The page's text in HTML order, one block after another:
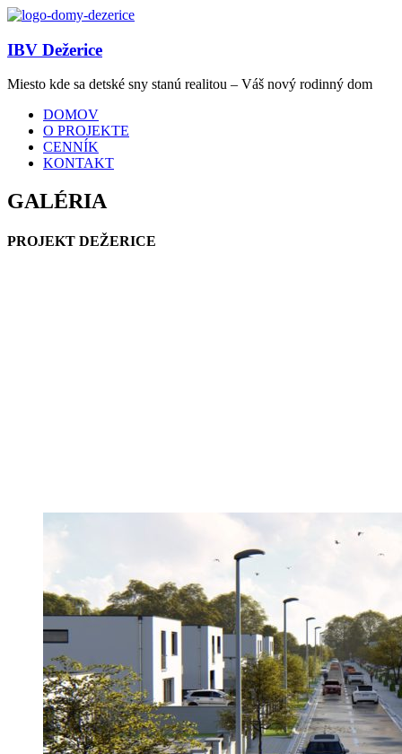
IBV Dežerice
Miesto kde sa detské sny stanú realitou – Váš nový rodinný dom
DOMOV
O PROJEKTE
CENNÍK
KONTAKT
GALÉRIA
PROJEKT DEŽERICE